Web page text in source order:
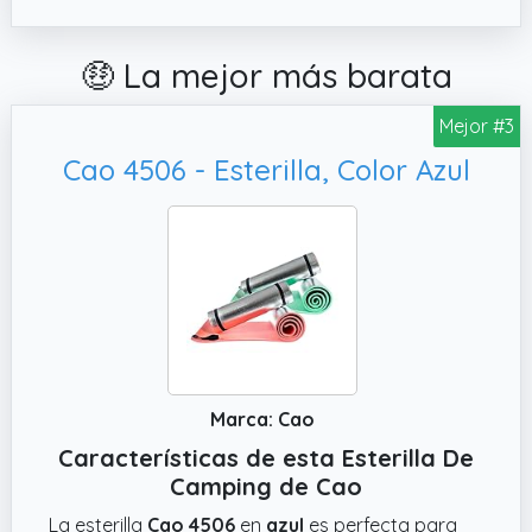
🤑 La mejor más barata
Mejor #3
Cao 4506 - Esterilla, Color Azul
Marca: Cao
Características de esta Esterilla De
Camping de Cao
La esterilla Cao 4506 en azul es perfecta para